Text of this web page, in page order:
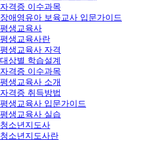
자격증 이수과목
장애영유아 보육교사 입문가이드
평생교육사
평생교육사란
평생교육사 자격
대상별 학습설계
자격증 이수과목
평생교육사 소개
자격증 취득방법
평생교육사 입문가이드
평생교육사 실습
청소년지도사
청소년지도사란